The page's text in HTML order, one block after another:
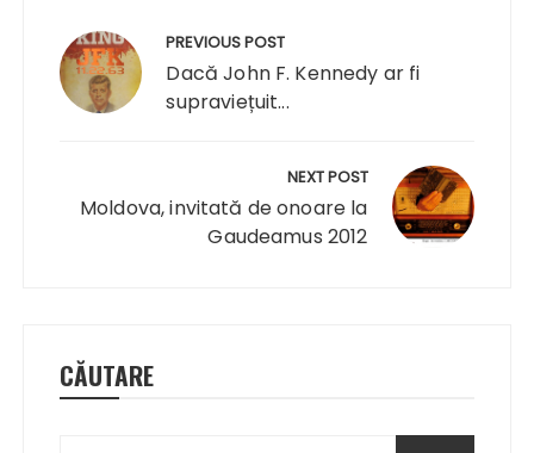
articole
PREVIOUS POST
Dacă John F. Kennedy ar fi
supraviețuit...
NEXT POST
Moldova, invitată de onoare la
Gaudeamus 2012
CĂUTARE